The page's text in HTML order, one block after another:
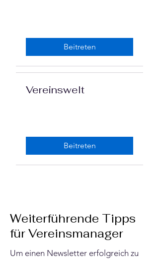
Beitreten
Vereinswelt
Beitreten
Weiterführende Tipps
für Vereinsmanager
Um einen Newsletter erfolgreich zu